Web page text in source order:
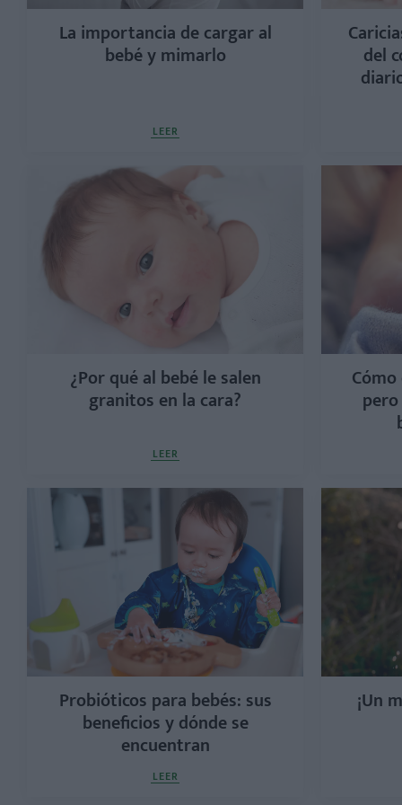
La importancia de cargar al
bebé y mimarlo
LEER
del
¿Por qué al bebé le salen
granitos en la cara?
LEER
Probióticos para bebés: sus
beneficios y dónde se
encuentran
LEER
¡Un